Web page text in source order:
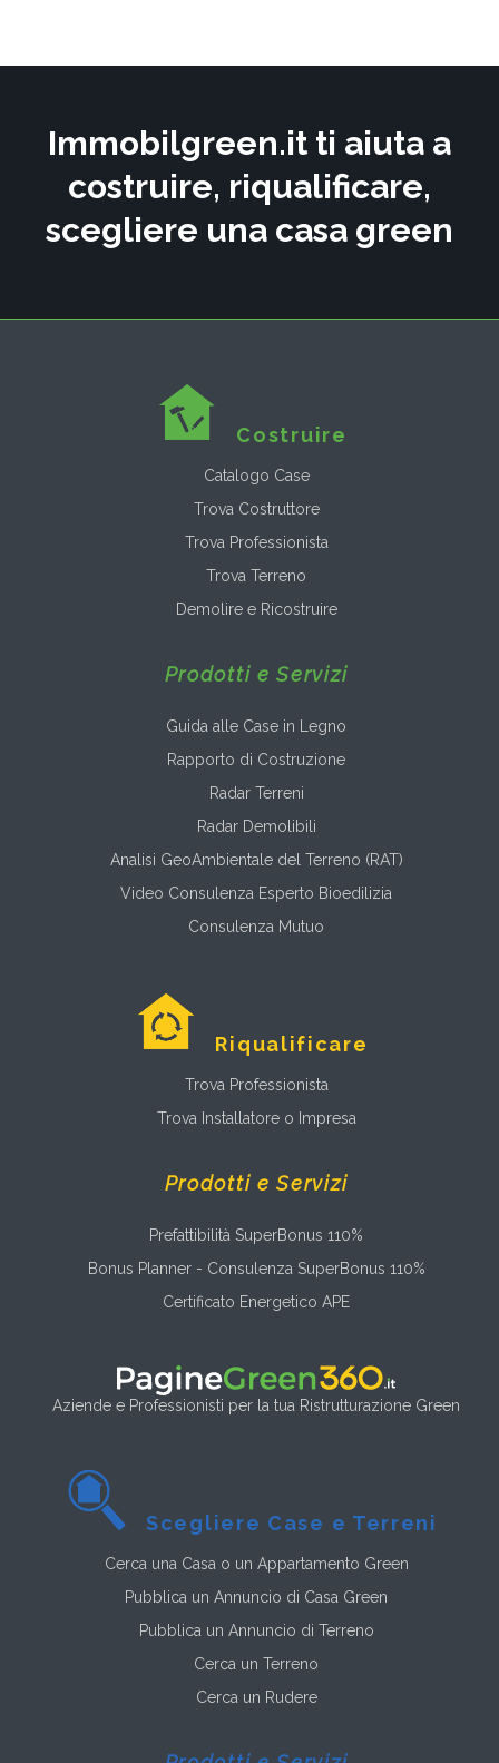
Immobilgreen.it ti aiuta a
costruire, riqualificare,
scegliere una casa green
Costruire
Catalogo Case
Trova Costruttore
Trova Professionista
Trova Terreno
Demolire e Ricostruire
Prodotti e Servizi
Guida alle Case in Legno
Rapporto di Costruzione
Radar Terreni
Radar Demolibili
Analisi GeoAmbientale del Terreno (RAT)
Video Consulenza Esperto Bioedilizia
Consulenza Mutuo
Riqualificare
Trova Professionista
Trova Installatore o Impresa
Prodotti e Servizi
Prefattibilità SuperBonus 110%
Bonus Planner - Consulenza SuperBonus 110%
Certificato Energetico APE
Aziende e Professionisti per la tua Ristrutturazione Green
Scegliere Case e Terreni
Cerca una Casa o un Appartamento Green
Pubblica un Annuncio di Casa Green
Pubblica un Annuncio di Terreno
Cerca un Terreno
Cerca un Rudere